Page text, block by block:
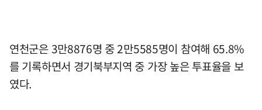
연천군은 3만8876명 중 2만5585명이 참여해 65.8%
를 기록하면서 경기북부지역 중 가장 높은 투표율을 보
였다.